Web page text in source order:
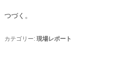
つづく。
カテゴリー: 現場レポート